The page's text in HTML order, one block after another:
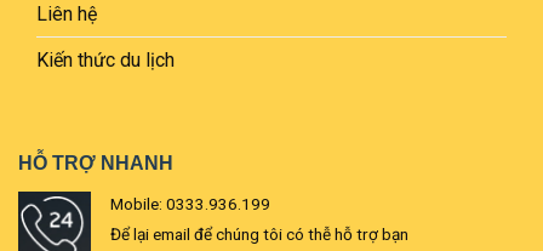
Liên hệ
Kiến thức du lịch
HỖ TRỢ NHANH
Mobile: 0333.936.199
Để lại email để chúng tôi có thễ hỗ trợ bạn